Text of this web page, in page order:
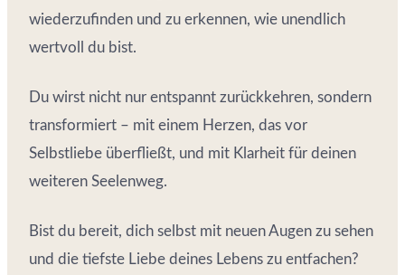
wiederzufinden und zu erkennen, wie unendlich
wertvoll du bist.
Du wirst nicht nur entspannt zurückkehren, sondern
transformiert – mit einem Herzen, das vor
Selbstliebe überfließt, und mit Klarheit für deinen
weiteren Seelenweg.
Bist du bereit, dich selbst mit neuen Augen zu sehen
und die tiefste Liebe deines Lebens zu entfachen?